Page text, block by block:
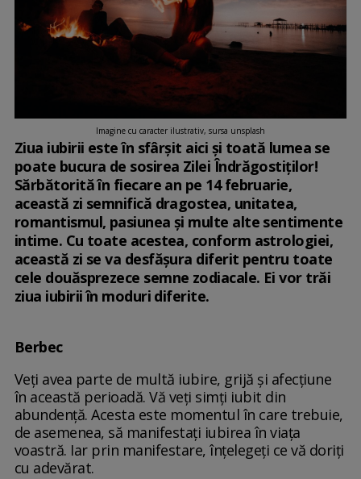
Imagine cu caracter ilustrativ, sursa unsplash
Ziua iubirii este în sfârșit aici și toată lumea se
poate bucura de sosirea Zilei Îndrăgostiților!
Sărbătorită în fiecare an pe 14 februarie,
această zi semnifică dragostea, unitatea,
romantismul, pasiunea și multe alte sentimente
intime. Cu toate acestea, conform astrologiei,
această zi se va desfășura diferit pentru toate
cele douăsprezece semne zodiacale. Ei vor trăi
ziua iubirii în moduri diferite.
Berbec
Veți avea parte de multă iubire, grijă și afecțiune
în această perioadă. Vă veți simți iubit din
abundență. Acesta este momentul în care trebuie,
de asemenea, să manifestați iubirea în viața
voastră. Iar prin manifestare, înțelegeți ce vă doriți
cu adevărat.